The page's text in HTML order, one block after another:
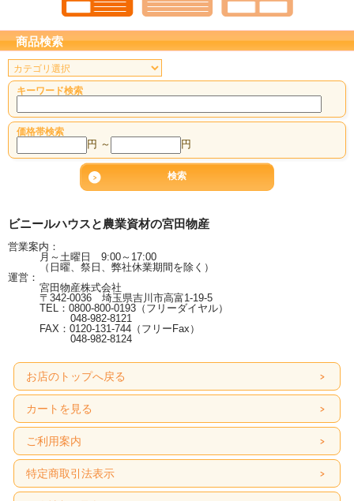
商品検索
キーワード検索
価格帯検索
円 ～ 円
ビニールハウスと農業資材の宮田物産
営業案内：
月～土曜日 9:00～17:00
（日曜、祭日、弊社休業期間を除く）
運営：
宮田物産株式会社
〒342-0036 埼玉県吉川市高富1-19-5
TEL：0800-800-0193（フリーダイヤル）
048-982-8121
FAX：0120-131-744（フリーFax）
048-982-8124
お店のトップへ戻る
カートを見る
ご利用案内
特定商取引法表示